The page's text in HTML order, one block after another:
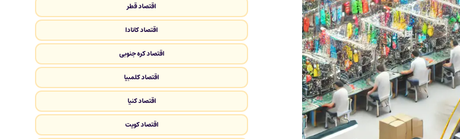
اقتصاد قطر
اقتصاد کانادا
اقتصاد کره جنوبی
اقتصاد کلمبیا
اقتصاد کنیا
اقتصاد کویت